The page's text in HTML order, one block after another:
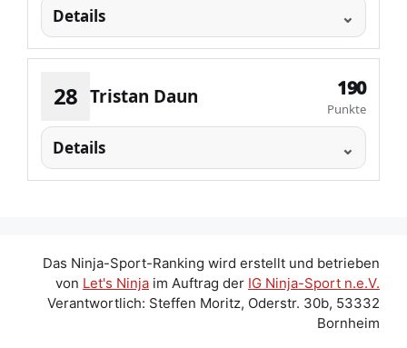
Details
28 Tristan Daun 190
Punkte
Details
Das Ninja-Sport-Ranking wird erstellt und betrieben
von Let's Ninja im Auftrag der IG Ninja-Sport n.e.V.
Verantwortlich: Steffen Moritz, Oderstr. 30b, 53332
Bornheim